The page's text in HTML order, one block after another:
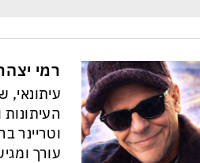
רמי
עיתונאי,
וטריינר
עורך